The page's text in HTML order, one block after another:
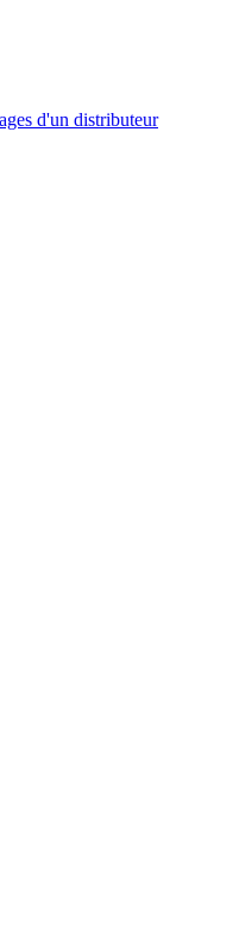
d'un distributeur